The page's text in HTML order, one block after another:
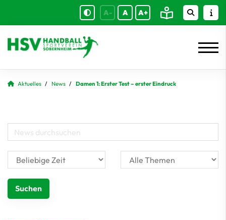
A- A A+
Aktuelles News Damen 1: Erster Test – erster Eindruck